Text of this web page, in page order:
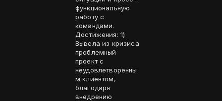
функциональную
работу с
командами.
Достижения: 1)
Вывела из кризиса
проблемный
проект с
неудовлетворенны
м клиентом,
благодаря
внедрению